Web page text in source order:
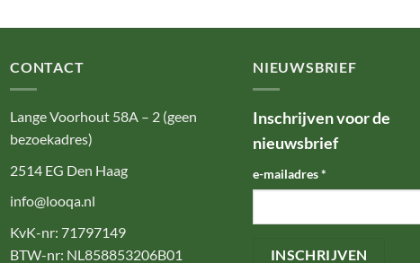
CONTACT
Lange Voorhout 58A – 2 (geen
bezoekadres)
2514 EG Den Haag
info@looqa.nl
KvK-nr: 71797149
BTW-nr: NL858853206B01
NIEUWSBRIEF
Inschrijven voor de
nieuwsbrief
e-mailadres*